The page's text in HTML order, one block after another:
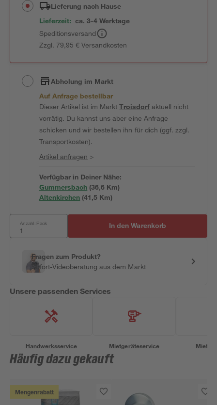
Lieferung nach Hause
Lieferzeit: ca. 3-4 Werktage
Speditionsversand
Zzgl. 79,95 € Versandkosten
Abholung im Markt
Auf Anfrage bestellbar
Dieser Artikel ist im MarktTroisdorfaktuell nicht
vorrätig. Du kannst uns aber eine Anfrage
schicken und wir bestellen ihn für dich (ggf. zzgl.
Transportkosten).
Artikel anfragen >
Verfügbar in Deiner Nähe:
Gummersbach (36,6 Km)
Altenkirchen (41,5 Km)
Anzahl: Pack In den Warenkorb
Fragen zum Produkt?
Sofort-Videoberatung aus dem Markt
Unsere passenden Services
Handwerksservice Mietgeräteservice
Häufig dazu gekauft
Mengenrabatt